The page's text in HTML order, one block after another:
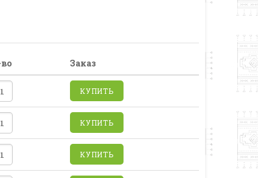
Заказ
КУПИТЬ
КУПИТЬ
КУПИТЬ